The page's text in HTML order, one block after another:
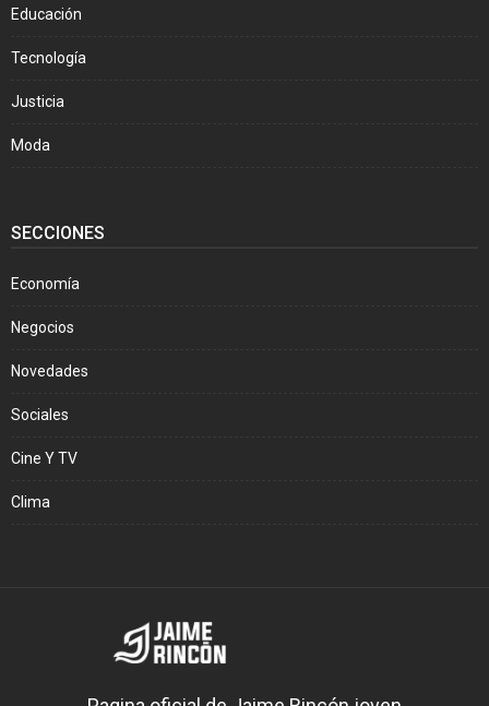
Educación
Tecnología
Justicia
Moda
SECCIONES
Economía
Negocios
Novedades
Sociales
Cine Y TV
Clima